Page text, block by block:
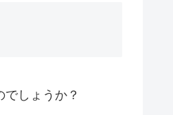
しょうか？